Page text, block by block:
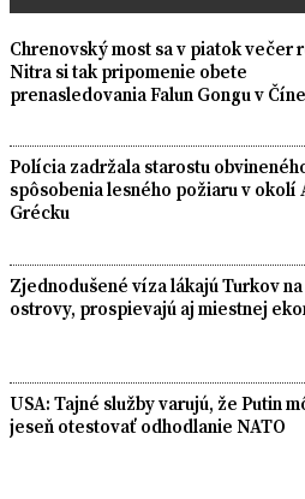
Chrenovský most sa v piatok večer
Nitra si tak pripomenie obete
prenasledovania Falun Gongu v Číne
Polícia zadržala starostu
spôsobenia lesného požiaru v okolí
Grécku
Zjednodušené víza lákajú Turkov
ostrovy, prospievajú aj miestnej
USA: Tajné služby varujú, že Putin
jeseň otestovať odhodlanie NATO